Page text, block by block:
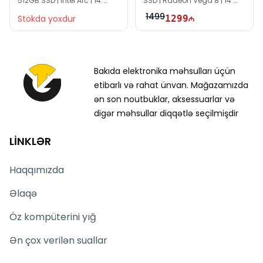
Stokda yoxdur
FHD | Touch | Win10
14991299
Bakıda elektronika məhsulları üçün
etibarlı və rahat ünvan. Mağazamızda
ən son noutbuklar, aksessuarlar və
digər məhsullar diqqətlə seçilmişdir
LİNKLƏR
Haqqımızda
Əlaqə
Öz kompüterini yığ
Ən çox verilən suallar